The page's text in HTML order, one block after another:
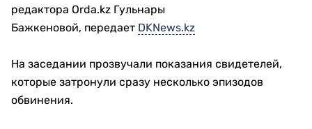
редактора Orda.kz Гульнары
Бажкеновой, передает DKNews.kz
На заседании прозвучали показания свидетелей,
которые затронули сразу несколько эпизодов
обвинения.